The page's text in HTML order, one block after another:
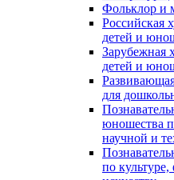
Фольклор и
Российская
детей и
Зарубежная
детей и
для
юношества
научной и
по